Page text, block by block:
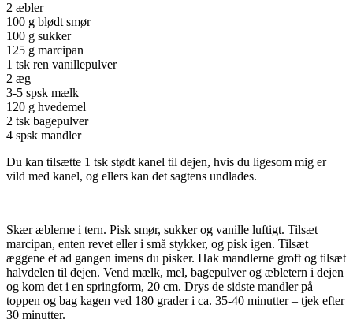
2 æbler
100 g blødt smør
100 g sukker
125 g marcipan
1 tsk ren vanillepulver
2 æg
3-5 spsk mælk
120 g hvedemel
2 tsk bagepulver
4 spsk mandler
Du kan tilsætte 1 tsk stødt kanel til dejen, hvis du ligesom mig er
vild med kanel, og ellers kan det sagtens undlades.
Skær æblerne i tern. Pisk smør, sukker og vanille luftigt. Tilsæt
marcipan, enten revet eller i små stykker, og pisk igen. Tilsæt
æggene et ad gangen imens du pisker. Hak mandlerne groft og tilsæt
halvdelen til dejen. Vend mælk, mel, bagepulver og æbletern i dejen
og kom det i en springform, 20 cm. Drys de sidste mandler på
toppen og bag kagen ved 180 grader i ca. 35-40 minutter – tjek efter
30 minutter.